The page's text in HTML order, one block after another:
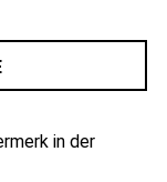
in der